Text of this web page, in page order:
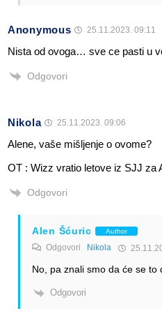
Anonymous 25.11.2023. 09:11
Nista od ovoga… sve ce pasti u
Odgovori
Nikola 25.11.2023. 09:06
Alene, vaše mišljenje o ovome?
OT : Wizz vratio letove iz SJJ za
Odgovori
Alen Šćuric Author
Odgovori Nikola
No, pa znali smo da će se to
Odgovori